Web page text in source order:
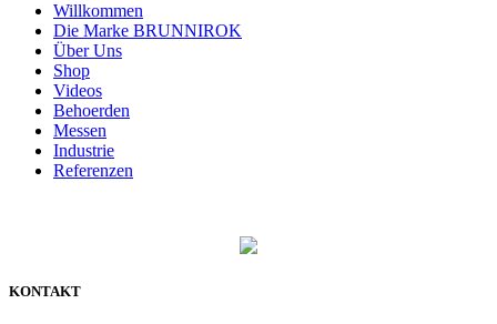
Willkommen
Die Marke BRUNNIROK
Über Uns
Shop
Videos
Behoerden
Messen
Industrie
Referenzen
KONTAKT